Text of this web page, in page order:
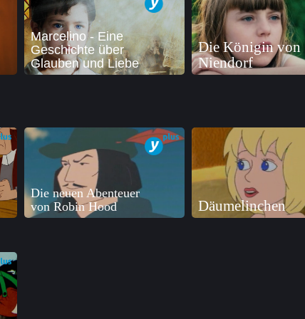
Marcelino - Eine
Geschichte über
Glauben und Liebe
Die Königin von
Niendorf
Die neuen Abenteuer
von Robin Hood
Däumelinchen